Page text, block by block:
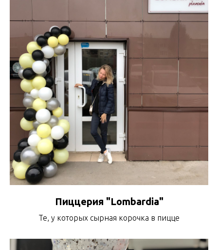
Пиццерия "Lombardia"
Те, у которых сырная корочка в пицце